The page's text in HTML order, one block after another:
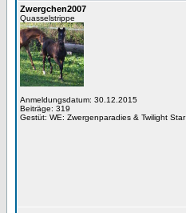
Zwergchen2007
Quasselstrippe
Anmeldungsdatum: 30.12.2015
Beiträge: 319
Gestüt: WE: Zwergenparadies & Twilight Star